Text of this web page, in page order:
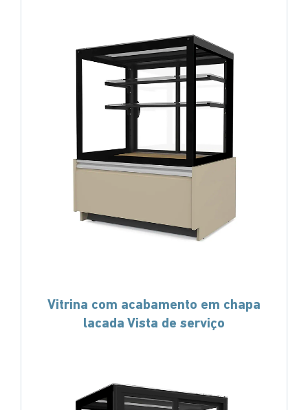
Vitrina com acabamento em chapa
lacada Vista de serviço